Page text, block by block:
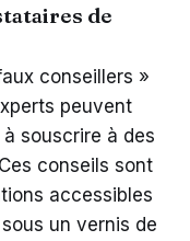
de
conseillers »
peuvent
souscrire à des
conseils sont
accessibles
un vernis de